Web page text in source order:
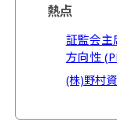
熱点
証監会主
方向性
(株)野村